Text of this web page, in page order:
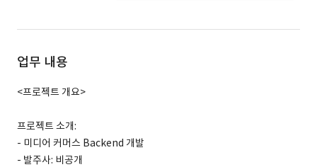
업무 내용
<프로젝트 개요>
프로젝트 소개:
- 미디어 커머스 Backend 개발
- 발주사: 비공개